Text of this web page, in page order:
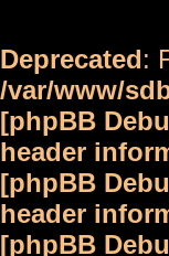
Deprecated:
/var/www/
[phpBB
header
[phpBB
header
[phpBB